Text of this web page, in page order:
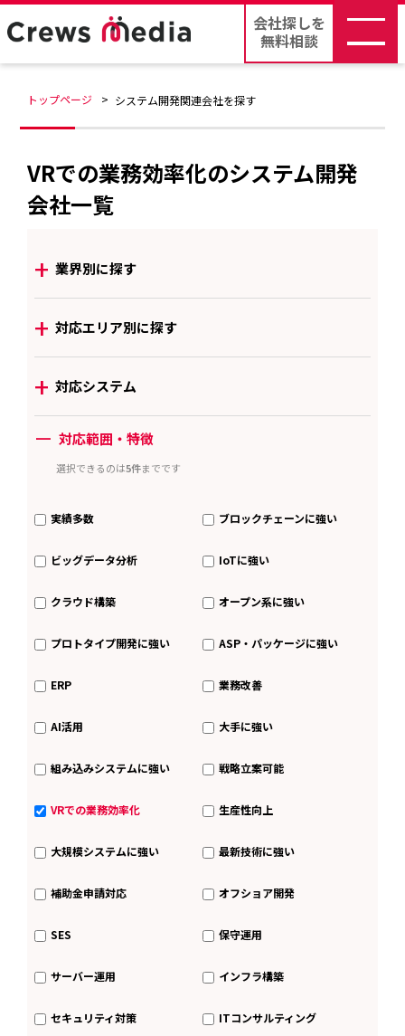
会社探しを
無料相談
トップページ システム開発関連会社を探す
VRでの業務効率化のシステム開発
会社一覧
+ 業界別に探す
+ 対応エリア別に探す
+ 対応システム
ー 対応範囲・特徴
選択できるのは5件までです
実績多数 ブロックチェーンに強い
ビッグデータ分析 IoTに強い
クラウド構築 オープン系に強い
プロトタイプ開発に強い ASP・パッケージに強い
ERP 業務改善
AI活用 大手に強い
組み込みシステムに強い 戦略立案可能
VRでの業務効率化 生産性向上
大規模システムに強い 最新技術に強い
補助金申請対応 オフショア開発
SES 保守運用
サーバー運用 インフラ構築
セキュリティ対策 ITコンサルティング